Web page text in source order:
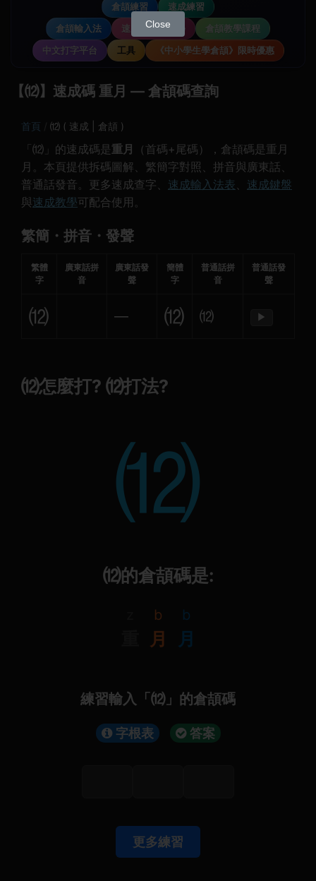
倉頡練習
速成練習
倉頡輸入法
速成輸入法教學
倉頡教學課程
中文打字平台
工具 《中小學生學倉頡》限時優惠
【⑿】速成碼 重月 — 倉頡碼查詢
首頁 ⑿ ( 速成 | 倉頡 )
「⑿」的速成碼是 重月
（首碼+尾碼），倉頡碼是重月
月。本頁提供拆碼圖解、繁簡字對照、拼音與廣東話、
普通話發音。更多速成查字、 速成輸入法表、 速成鍵盤
與速成教學可配合使用。
繁簡・拼音・發聲
繁體
字
廣東話拼
音
廣東話發
聲
簡體
字
普通話拼
音
普通話發
聲
⑿ — ⑿ ⑿ ▶
⑿怎麼打? ⑿打法?
⑿
⑿的倉頡碼是:
b
月
b
月
練習輸入「⑿」的倉頡碼
字根表 答案
更多練習
Close